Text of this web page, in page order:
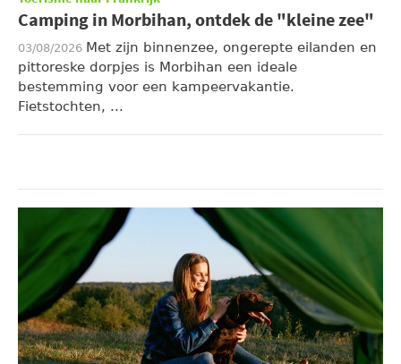
Camping in Morbihan, ontdek de "kleine zee"
03/08/2026 Met zijn binnenzee, ongerepte eilanden en
pittoreske dorpjes is Morbihan een ideale
bestemming voor een kampeervakantie.
Fietstochten, ...